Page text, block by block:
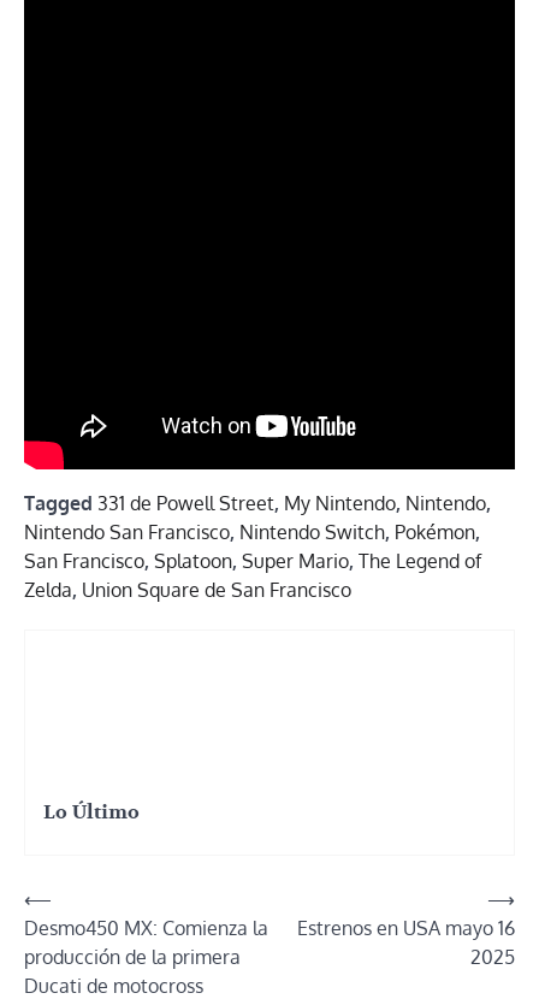
Tagged 331 de Powell Street, My Nintendo, Nintendo,
Nintendo San Francisco, Nintendo Switch, Pokémon,
San Francisco, Splatoon, Super Mario, The Legend of
Zelda, Union Square de San Francisco
Lo Último
Navegación
de
entradas
⟵
Desmo450 MX: Comienza la
producción de la primera
Ducati de motocross
Estrenos en USA mayo 16
2025
⟶